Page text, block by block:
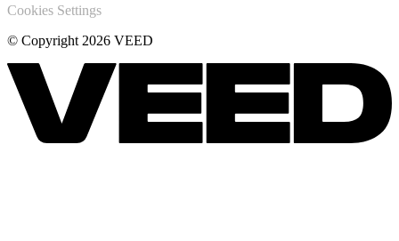
Cookies Settings
© Copyright 2026 VEED